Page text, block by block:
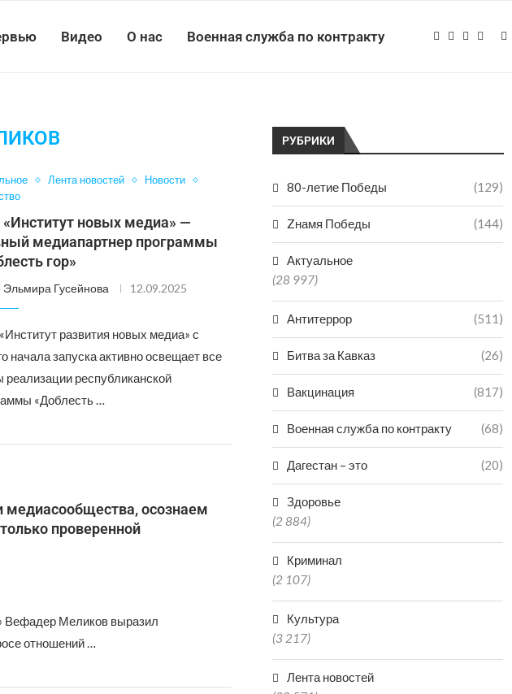
Видео О нас Военная служба по контракту
Лента новостей
Новости
новых медиа» —
медиапартнер программы
гор»
Эльмира Гусейнова 12.09.2025
развития новых медиа» с
начала запуска активно освещает все
реализации республиканской
«Доблесть …
осознаем
проверенной
Вефадер Меликов выразил
отношений …
РУБРИКИ
80-летие Победы (129)
Zнамя Победы (144)
Актуальное
(28 997)
Антитеррор (511)
Битва за Кавказ (26)
Вакцинация (817)
Военная служба по контракту (68)
Дагестан – это (20)
Здоровье
(2 884)
Криминал
(2 107)
Культура
(3 217)
Лента новостей